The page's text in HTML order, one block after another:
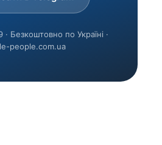
Безкоштовно по Україні ·
people.com.ua